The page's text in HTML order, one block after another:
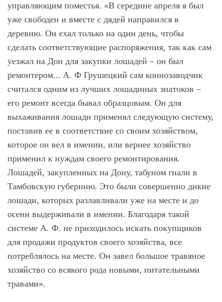
управляющим поместья. «В середине апреля я был
уже свободен и вместе с дядей направился в
деревню. Он ехал только на один день, чтобы
сделать соответствующие распоряжения, так как сам
уезжал на Дон для закупки лошадей – он был
ремонтером... А. Ф Грушецкий сам коннозаводчик
считался одним из лучших лошадиных знатоков –
его ремонт всегда бывал образцовым. Он для
выхаживания лошади применял следующую систему,
поставив ее в соответствие со своим хозяйством,
которое он вел в имении, или вернее хозяйство
применил к нуждам своего ремонтирования.
Лошадей, закупленных на Дону, табуном гнали в
Тамбовскую губернию. Это были совершенно дикие
лошади, которых разлавливали уже на месте и до
осени выдерживали в имении. Благодаря такой
системе А. Ф. не приходилось искать покупщиков
для продажи продуктов своего хозяйства, все
потреблялось на месте. Он завел большое травяное
хозяйство со всякого рода новыми, питательными
травами».